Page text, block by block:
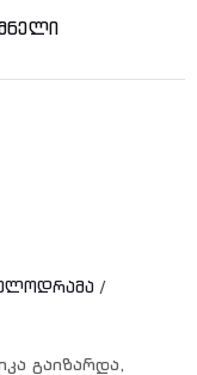
/
გაიზარდა,